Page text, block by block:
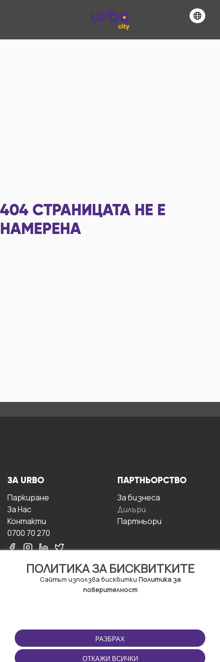
404 СТРАНИЦАТА НЕ Е
НАМЕРЕНА
ПОЛИТИКА ЗА БИСКВИТКИТЕ
Сайтът използва бисквитки Политика за
поверителност
РАЗБРАХ
ОТКАЖИ ВСИЧКИ
ЗА URBO
Паркиране
За Hас
Контакти
0700 70 270
ПАРТНЬОРСТВО
За бизнесa
Дилъри
Партньори
ПОЛЗВАНЕ
Правила и условия за
ползване
ПРИЛОЖЕНИЕТО